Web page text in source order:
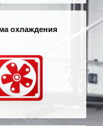
охлаждения